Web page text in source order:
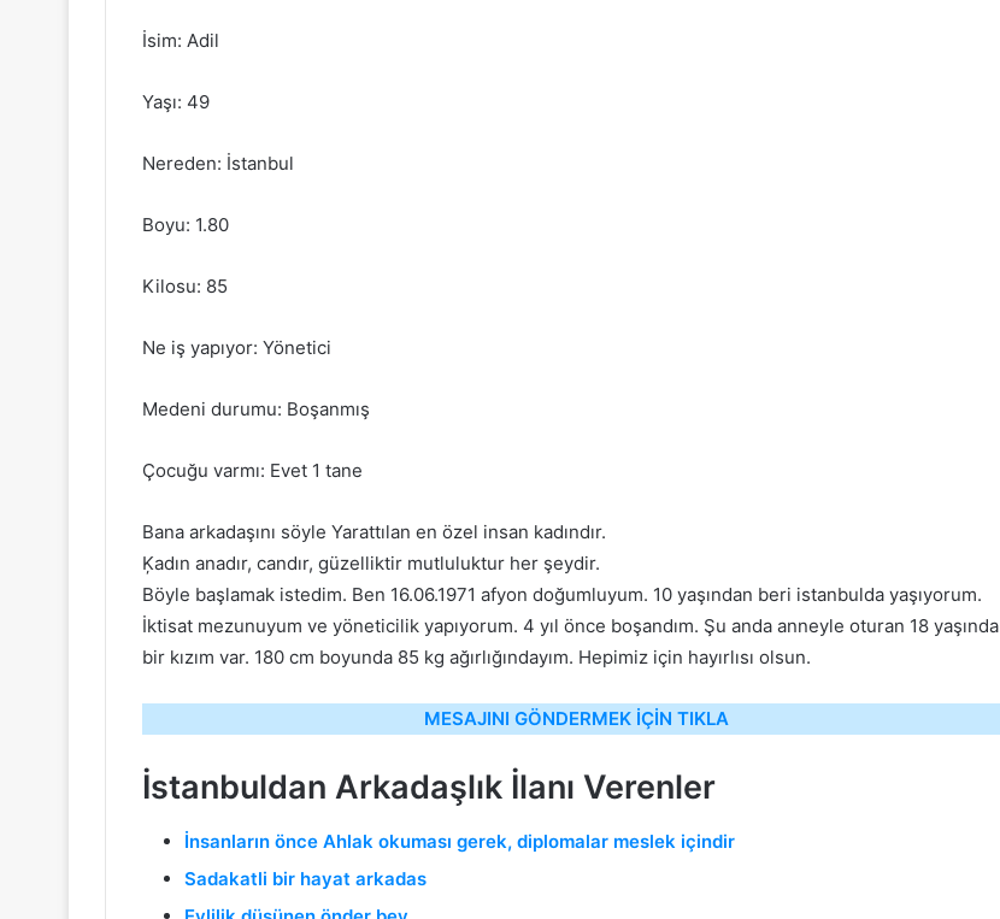
İsim: Adil
Yaşı: 49
Nereden: İstanbul
Boyu: 1.80
Kilosu: 85
Ne iş yapıyor: Yönetici
Medeni durumu: Boşanmış
Çocuğu varmı: Evet 1 tane
Bana arkadaşını söyle Yarattılan en özel insan kadındır.
Ķadın anadır, candır, güzelliktir mutluluktur her şeydir.
Böyle başlamak istedim. Ben 16.06.1971 afyon doğumluyum. 10 yaşından beri istanbulda yaşıyorum.
İktisat mezunuyum ve yöneticilik yapıyorum. 4 yıl önce boşandım. Şu anda anneyle oturan 18 yaşında
bir kızım var. 180 cm boyunda 85 kg ağırlığındayım. Hepimiz için hayırlısı olsun.
MESAJINI GÖNDERMEK İÇİN TIKLA
İstanbuldan Arkadaşlık İlanı Verenler
İnsanların önce Ahlak okuması gerek, diplomalar meslek içindir
Sadakatli bir hayat arkadas